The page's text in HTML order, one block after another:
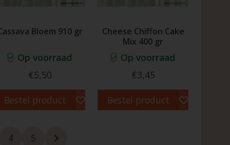
Bloem 910 gr
Op voorraad
€5,50
Bestel product
Cheese Chiffon Cake
Mix 400 gr
Op voorraad
€3,45
Bestel product
4 5